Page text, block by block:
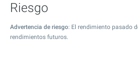
Riesgo
Advertencia de riesgo: El rendimiento pasado
rendimientos futuros.